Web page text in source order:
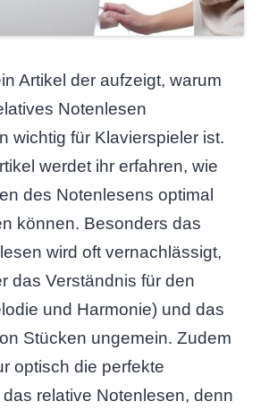
Artikel der aufzeigt, warum
Notenlesen
wichtig für Klavierspieler ist.
werdet ihr erfahren, wie
des Notenlesens optimal
können. Besonders das
wird oft vernachlässigt,
das Verständnis für den
und Harmonie) und das
Stücken ungemein. Zudem
optisch die perfekte
relative Notenlesen, denn